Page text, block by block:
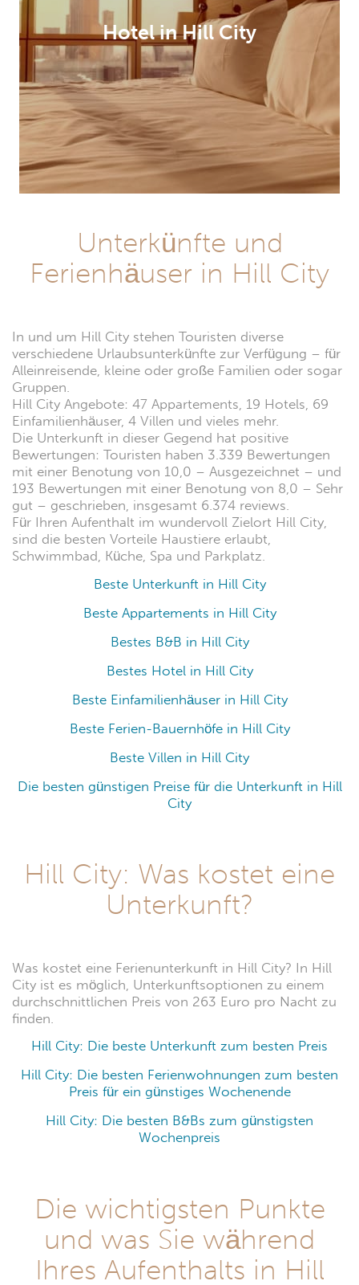
Hotel in Hill City
Unterkünfte und
Ferienhäuser in Hill City
In und um Hill City stehen Touristen diverse
verschiedene Urlaubsunterkünfte zur Verfügung – für
Alleinreisende, kleine oder große Familien oder sogar
Gruppen.
Hill City Angebote: 47 Appartements, 19 Hotels, 69
Einfamilienhäuser, 4 Villen und vieles mehr.
Die Unterkunft in dieser Gegend hat positive
Bewertungen: Touristen haben 3.339 Bewertungen
mit einer Benotung von 10,0 – Ausgezeichnet – und
193 Bewertungen mit einer Benotung von 8,0 – Sehr
gut – geschrieben, insgesamt 6.374 reviews.
Für Ihren Aufenthalt im wundervoll Zielort Hill City,
sind die besten Vorteile Haustiere erlaubt,
Schwimmbad, Küche, Spa und Parkplatz.
Beste Unterkunft in Hill City
Beste Appartements in Hill City
Bestes B&B in Hill City
Bestes Hotel in Hill City
Beste Einfamilienhäuser in Hill City
Beste Ferien-Bauernhöfe in Hill City
Beste Villen in Hill City
Die besten günstigen Preise für die Unterkunft in Hill
City
Hill City: Was kostet eine
Unterkunft?
Was kostet eine Ferienunterkunft in Hill City? In Hill
City ist es möglich, Unterkunftsoptionen zu einem
durchschnittlichen Preis von 263 Euro pro Nacht zu
finden.
Hill City: Die beste Unterkunft zum besten Preis
Hill City: Die besten Ferienwohnungen zum besten
Preis für ein günstiges Wochenende
Hill City: Die besten B&Bs zum günstigsten
Wochenpreis
Die wichtigsten Punkte
und was Sie während
Ihres Aufenthalts in Hill